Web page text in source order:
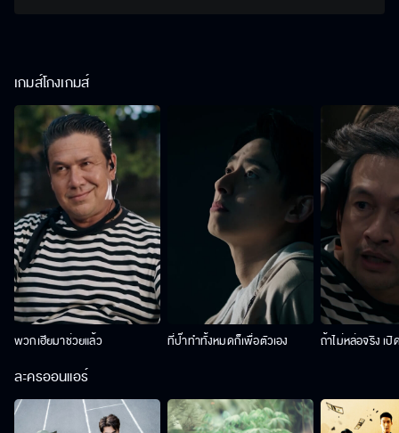
เกมส์โกงเกมส์
พวกเฮียมาช่วยแล้ว ที่ป๊าทำทั้งหมดก็เพื่อตัวเอง ถ้าไม่หล่อจริง เปิ
ละครออนแอร์